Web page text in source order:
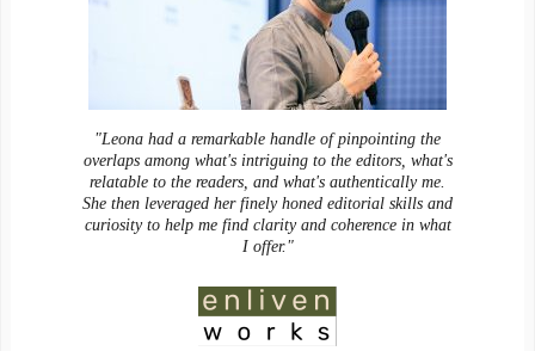
"Leona had a remarkable handle of pinpointing the
overlaps among what's intriguing to the editors, what's
relatable to the readers, and what's authentically me.
She then leveraged her finely honed editorial skills and
curiosity to help me find clarity and coherence in what
I offer."